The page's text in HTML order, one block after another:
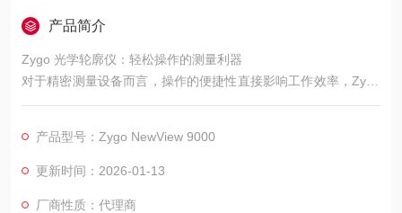
产品简介
Zygo 光学轮廓仪：轻松操作的测量利器
对于精密测量设备而言，操作的便捷性直接影响工作效率，Zygo
3D 光学轮廓仪 NewView™ 9000 在操作设计上充分考虑用户需
产品型号：Zygo NewView 9000
更新时间：2026-01-13
厂商性质：代理商